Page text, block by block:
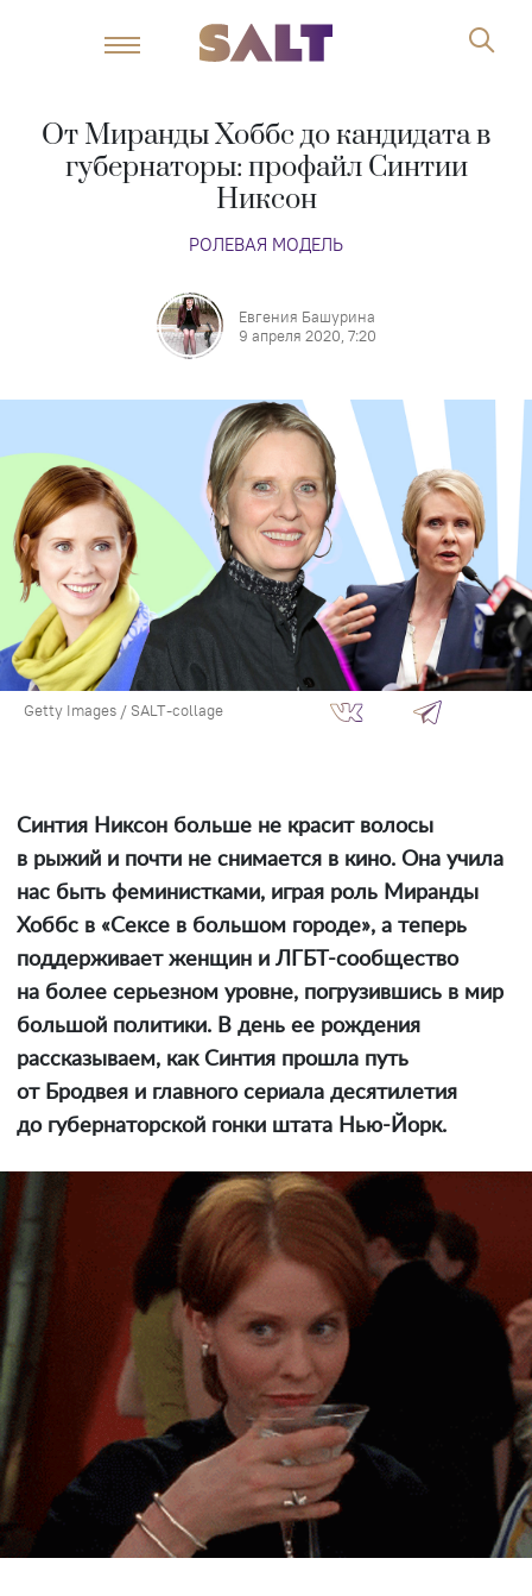
От Миранды Хоббс до кандидата в
губернаторы: профайл Синтии
Никсон
РОЛЕВАЯ МОДЕЛЬ
Евгения Башурина
9 апреля 2020, 7:20
Getty Images / SALT-collage
Синтия Никсон больше не красит волосы
в рыжий и почти не снимается в кино. Она учила
нас быть феминистками, играя роль Миранды
Хоббс в «Сексе в большом городе», а теперь
поддерживает женщин и ЛГБТ-сообщество
на более серьезном уровне, погрузившись в мир
большой политики. В день ее рождения
рассказываем, как Синтия прошла путь
от Бродвея и главного сериала десятилетия
до губернаторской гонки штата Нью-Йорк.